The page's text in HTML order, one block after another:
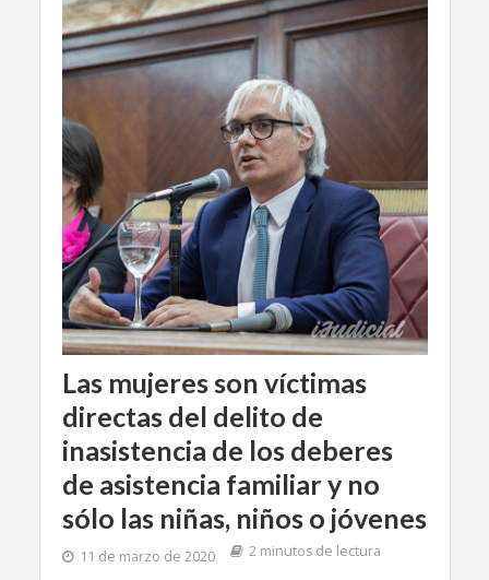
Las mujeres son víctimas
directas del delito de
inasistencia de los deberes
de asistencia familiar y no
sólo las niñas, niños o jóvenes
11 de marzo de 2020 2 minutos de lectura